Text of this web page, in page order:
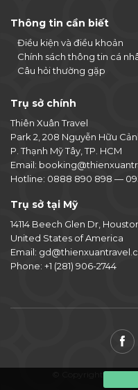
Thông tin cần biết
Điều kiện và điều khoản
Chính sách thông tin cá
Câu hỏi thường gặp
Trụ sở chính
Thiên Xuân Travel
Park 2, 208 Nguyễn Hữu
P. Thạnh Mỹ Tây, TP. HCM
Email:
Hotline: 0888 890 898 —
Trụ sở tại Mỹ
14114 Beech Glen Dr,
United States of America
Email:
Phone: +1 (281) 906-2744
© Copyright 2014-